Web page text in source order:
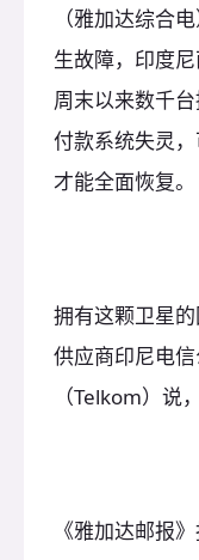
（雅加达综合
生故障，印度
周末以来数千
付款系统失灵
才能全面恢复。
拥有这颗卫星
供应商印尼电信
（Telkom）说，
《雅加达邮报